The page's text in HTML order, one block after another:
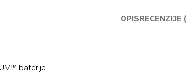
OPISRECENZIJE
baterije